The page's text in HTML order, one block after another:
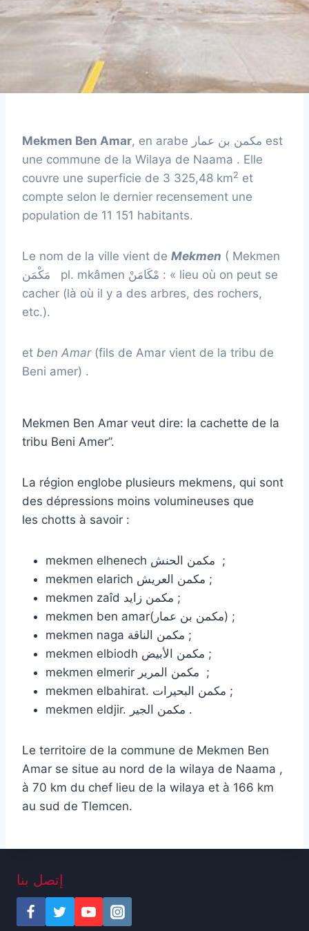
Mekmen Ben Amar, en arabe مكمن بن عمار est
une commune de la Wilaya de Naama . Elle
couvre une superficie de 3 325,48 km2 et
compte selon le dernier recensement une
population de 11 151 habitants.
Le nom de la ville vient de Mekmen ( Mekmen
مَكْمَن pl. mkâmen مْكَامَنْ : « lieu où on peut se
cacher (là où il y a des arbres, des rochers,
etc.).
et ben Amar(fils de Amar vient de la tribu de
Beni amer) .
Mekmen Ben Amar veut dire: la cachette de la
tribu Beni Amer”.
La région englobe plusieurs mekmens, qui sont
des dépressions moins volumineuses que
les chotts à savoir :
mekmen elhenech مكمن الحنش ;
mekmen elarich مكمن العريش ;
mekmen zaîd مكمن زايد ;
mekmen ben amar(مكمن بن عمار) ;
mekmen naga مكمن الناقة ;
mekmen elbiodh مكمن الأبيض ;
mekmen elmerir مكمن المرير ;
mekmen elbahirat. مكمن البحيرات ;
mekmen eldjir. مكمن الجير .
Le territoire de la commune de Mekmen Ben
Amar se situe au nord de la wilaya de Naama ,
à 70 km du chef lieu de la wilaya et à 166 km
au sud de Tlemcen.
إتصل بنا